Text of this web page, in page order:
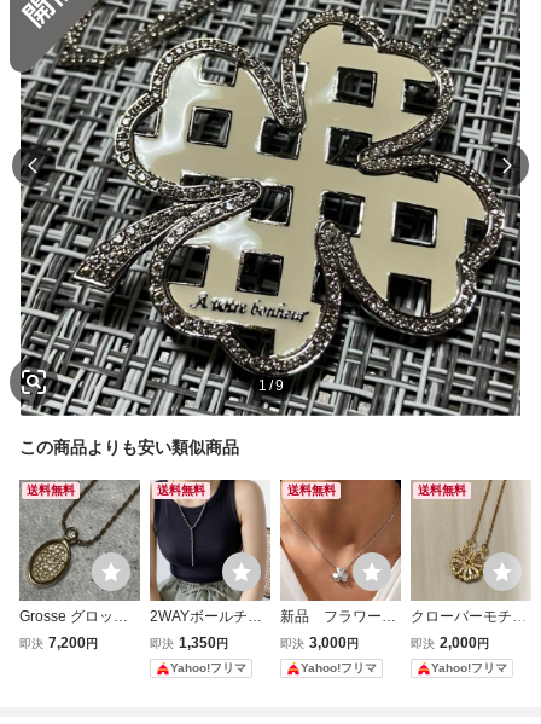
1/9
この商品よりも安い類似商品
送料無料
Grosse グロッセ
ネックレス ストー
即決 7,200円
送料無料
2WAYボールチェ
ーンネックレス シ
ルバーカラー ロン
グネックレス Outfi
即決 1,350円
Yahoo!フリマ
送料無料
新品 フラワーモ
チーフ ネックレス
シルバーカラー ク
ローバー ストーン
即決 3,000円
Yahoo!フリマ
送料無料
クローバーモチー
フ ネックレス ゴ
ールドカラー ライ
ンストーン 2way
即決 2,000円
Yahoo!フリマ